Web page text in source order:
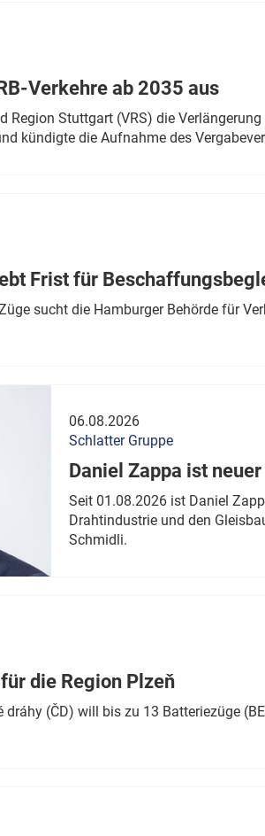
Verkehre ab 2035 aus
Region Stuttgart (VRS) die
kündigte die Aufnahme des
Frist für
sucht die Hamburger Behörde für
06.08.2026
Schlatter Gruppe
Daniel Zappa ist
Seit 01.08.2026 ist Daniel
Drahtindustrie und den
Schmidli.
die Region Plzeň
dráhy (ČD) will bis zu 13 Batteriezüge